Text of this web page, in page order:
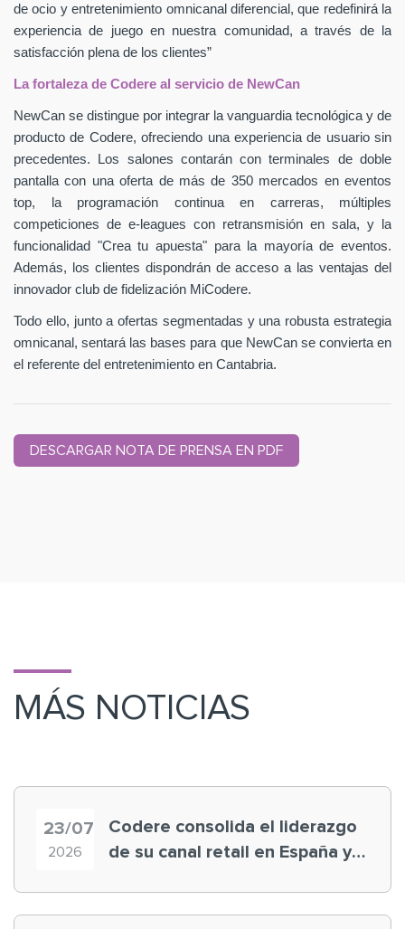
de ocio y entretenimiento omnicanal diferencial, que redefinirá la
experiencia de juego en nuestra comunidad, a través de la
satisfacción plena de los clientes”
La fortaleza de Codere al servicio de NewCan
NewCan se distingue por integrar la vanguardia tecnológica y de
producto de Codere, ofreciendo una experiencia de usuario sin
precedentes. Los salones contarán con terminales de doble
pantalla con una oferta de más de 350 mercados en eventos
top, la programación continua en carreras, múltiples
competiciones de e-leagues con retransmisión en sala, y la
funcionalidad "Crea tu apuesta" para la mayoría de eventos.
Además, los clientes dispondrán de acceso a las ventajas del
innovador club de fidelización MiCodere.
Todo ello, junto a ofertas segmentadas y una robusta estrategia
omnicanal, sentará las bases para que NewCan se convierta en
el referente del entretenimiento en Cantabria.
DESCARGAR NOTA DE PRENSA EN PDF
MÁS NOTICIAS
23/07
2026
Codere consolida el liderazgo
de su canal retail en España y